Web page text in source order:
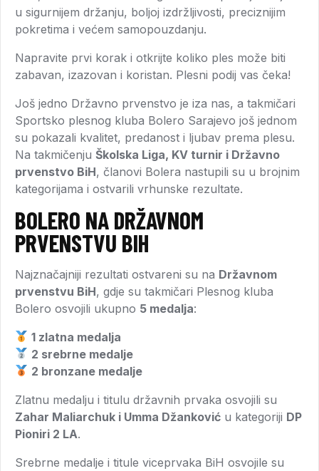
u sigurnijem držanju, boljoj izdržljivosti, preciznijim
pokretima i većem samopouzdanju.
Napravite prvi korak i otkrijte koliko ples može biti
zabavan, izazovan i koristan. Plesni podij vas čeka!
Još jedno Državno prvenstvo je iza nas, a takmičari
Sportsko plesnog kluba Bolero Sarajevo još jednom
su pokazali kvalitet, predanost i ljubav prema plesu.
Na takmičenju Školska Liga, KV turnir i Državno
prvenstvo BiH, članovi Bolera nastupili su u brojnim
kategorijama i ostvarili vrhunske rezultate.
BOLERO NA DRŽAVNOM
PRVENSTVU BIH
Najznačajniji rezultati ostvareni su na Državnom
prvenstvu BiH, gdje su takmičari Plesnog kluba
Bolero osvojili ukupno 5 medalja:
1 zlatna medalja
2 srebrne medalje
2 bronzane medalje
Zlatnu medalju i titulu državnih prvaka osvojili su
Zahar Maliarchuk i Umma Džanković u kategoriji DP
Pioniri 2 LA.
Srebrne medalje i titule viceprvaka BiH osvojile su